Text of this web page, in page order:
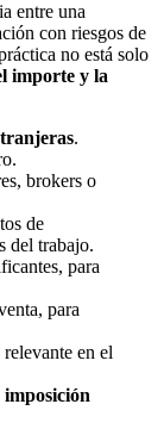
entre una
con riesgos de
no está solo
importe y la
.
brokers o
de
del trabajo.
para
para
relevante en el
imposición